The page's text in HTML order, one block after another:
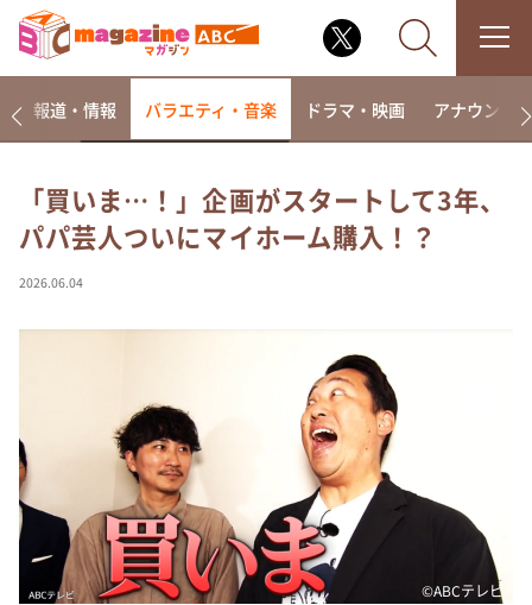
なるみ・岡村の過ぎるTV
相席食堂
～人生密着トークバラエティ！～ やすとものいたっ
探偵！ナイトスクープ
news おかえり
河合＆A.B.C-Z塚田×福井アナ「なんでやねん！？」
（news おかえり）
DAIGOも台所 ～きょうの献立 何にする？～
本日はダイアンなり！シーズン２
報道・情報 バラエティ・音楽 ドラマ・映画 アナウンサー
「買いま…！」企画がスタートして3年、
パパ芸人ついにマイホーム購入！？
2026.06.04
©️ABCテレビ